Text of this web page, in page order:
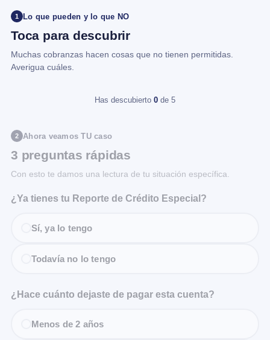
1 Lo que pueden y lo que NO
Toca para descubrir
Muchas cobranzas hacen cosas que no tienen permitidas.
Averigua cuáles.
Has descubierto 0 de 5
2 Ahora veamos TU caso
3 preguntas rápidas
Con esto te damos una lectura de tu situación específica.
¿Ya tienes tu Reporte de Crédito Especial?
Sí, ya lo tengo
Todavía no lo tengo
¿Hace cuánto dejaste de pagar esta cuenta?
Menos de 2 años